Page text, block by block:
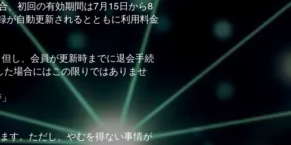
、初回の有効期間は7⽉15⽇から8
が⾃動更新されるとともに利⽤料⾦
し、会員が更新時までに退会⼿続
場合にはこの限りではありませ
す。ただし、やむを得ない事情が